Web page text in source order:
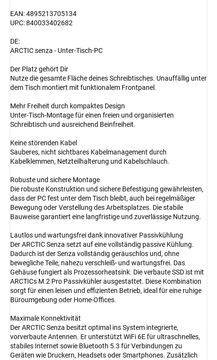
EAN: 4895213705134
UPC: 840033402682
DE:
ARCTIC senza - Unter-Tisch-PC
Der Platz gehört Dir
Nutze die gesamte Fläche deines Schreibtisches. Unauffällig unter
dem Tisch montiert mit funktionalem Frontpanel.
Mehr Freiheit durch kompaktes Design
Unter-Tisch-Montage für einen freien und organisierten
Schreibtisch und ausreichend Beinfreiheit.
Keine störenden Kabel
Sauberes, nicht sichtbares Kabelmanagement durch
Kabelklemmen, Netzteilhalterung und Kabelschlauch.
Robuste und sichere Montage
Die robuste Konstruktion und sichere Befestigung gewährleisten,
dass der PC fest unter dem Tisch bleibt, auch bei regelmäßiger
Bewegung oder Verstellung des Arbeitsplatzes. Die stabile
Bauweise garantiert eine langfristige und zuverlässige Nutzung.
Lautlos und wartungsfrei dank innovativer Passivkühlung
Der ARCTIC Senza setzt auf eine vollständig passive Kühlung.
Dadurch ist der Senza vollständig geräuschlos und, ohne
bewegliche Teile, nahezu verschleiß- und wartungsfrei. Das
Gehäuse fungiert als Prozessorheatsink. Die verbaute SSD ist mit
ARCTICs M.2 Pro Passivkühler ausgestattet. Diese Kombination
sorgt für einen leisen und effizienten Betrieb, ideal für eine ruhige
Büroumgebung oder Home-Offices.
Maximale Konnektivität
Der ARCTIC Senza besitzt optimal ins System integrierte,
vorverbaute Antennen. Er unterstützt WiFi 6E für ultraschnelles,
stabiles Internet sowie Bluetooth 5.3 für Verbindungen zu
Geräten wie Druckern, Headsets oder Smartphones. Zusätzlich